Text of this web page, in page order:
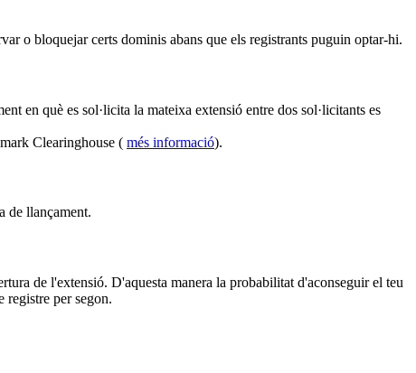
o bloquejar certs dominis abans que els registrants puguin optar-hi.
en què es sol·licita la mateixa extensió entre dos sol·licitants es
Clearinghouse ( més informació).
de llançament.
de l'extensió. D'aquesta manera la probabilitat d'aconseguir el teu
registre per segon.